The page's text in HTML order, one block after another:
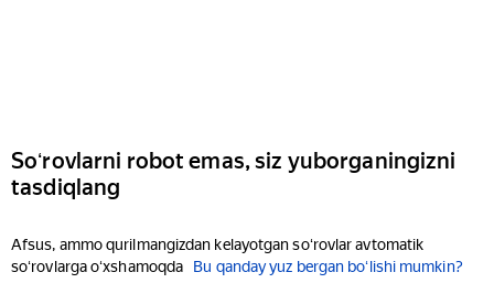
Soʻrovlarni robot emas, siz yuborganingizni
tasdiqlang
Afsus, ammo qurilmangizdan kelayotgan soʻrovlar avtomatik
soʻrovlarga oʻxshamoqda
Bu qanday yuz bergan boʻlishi mumkin?